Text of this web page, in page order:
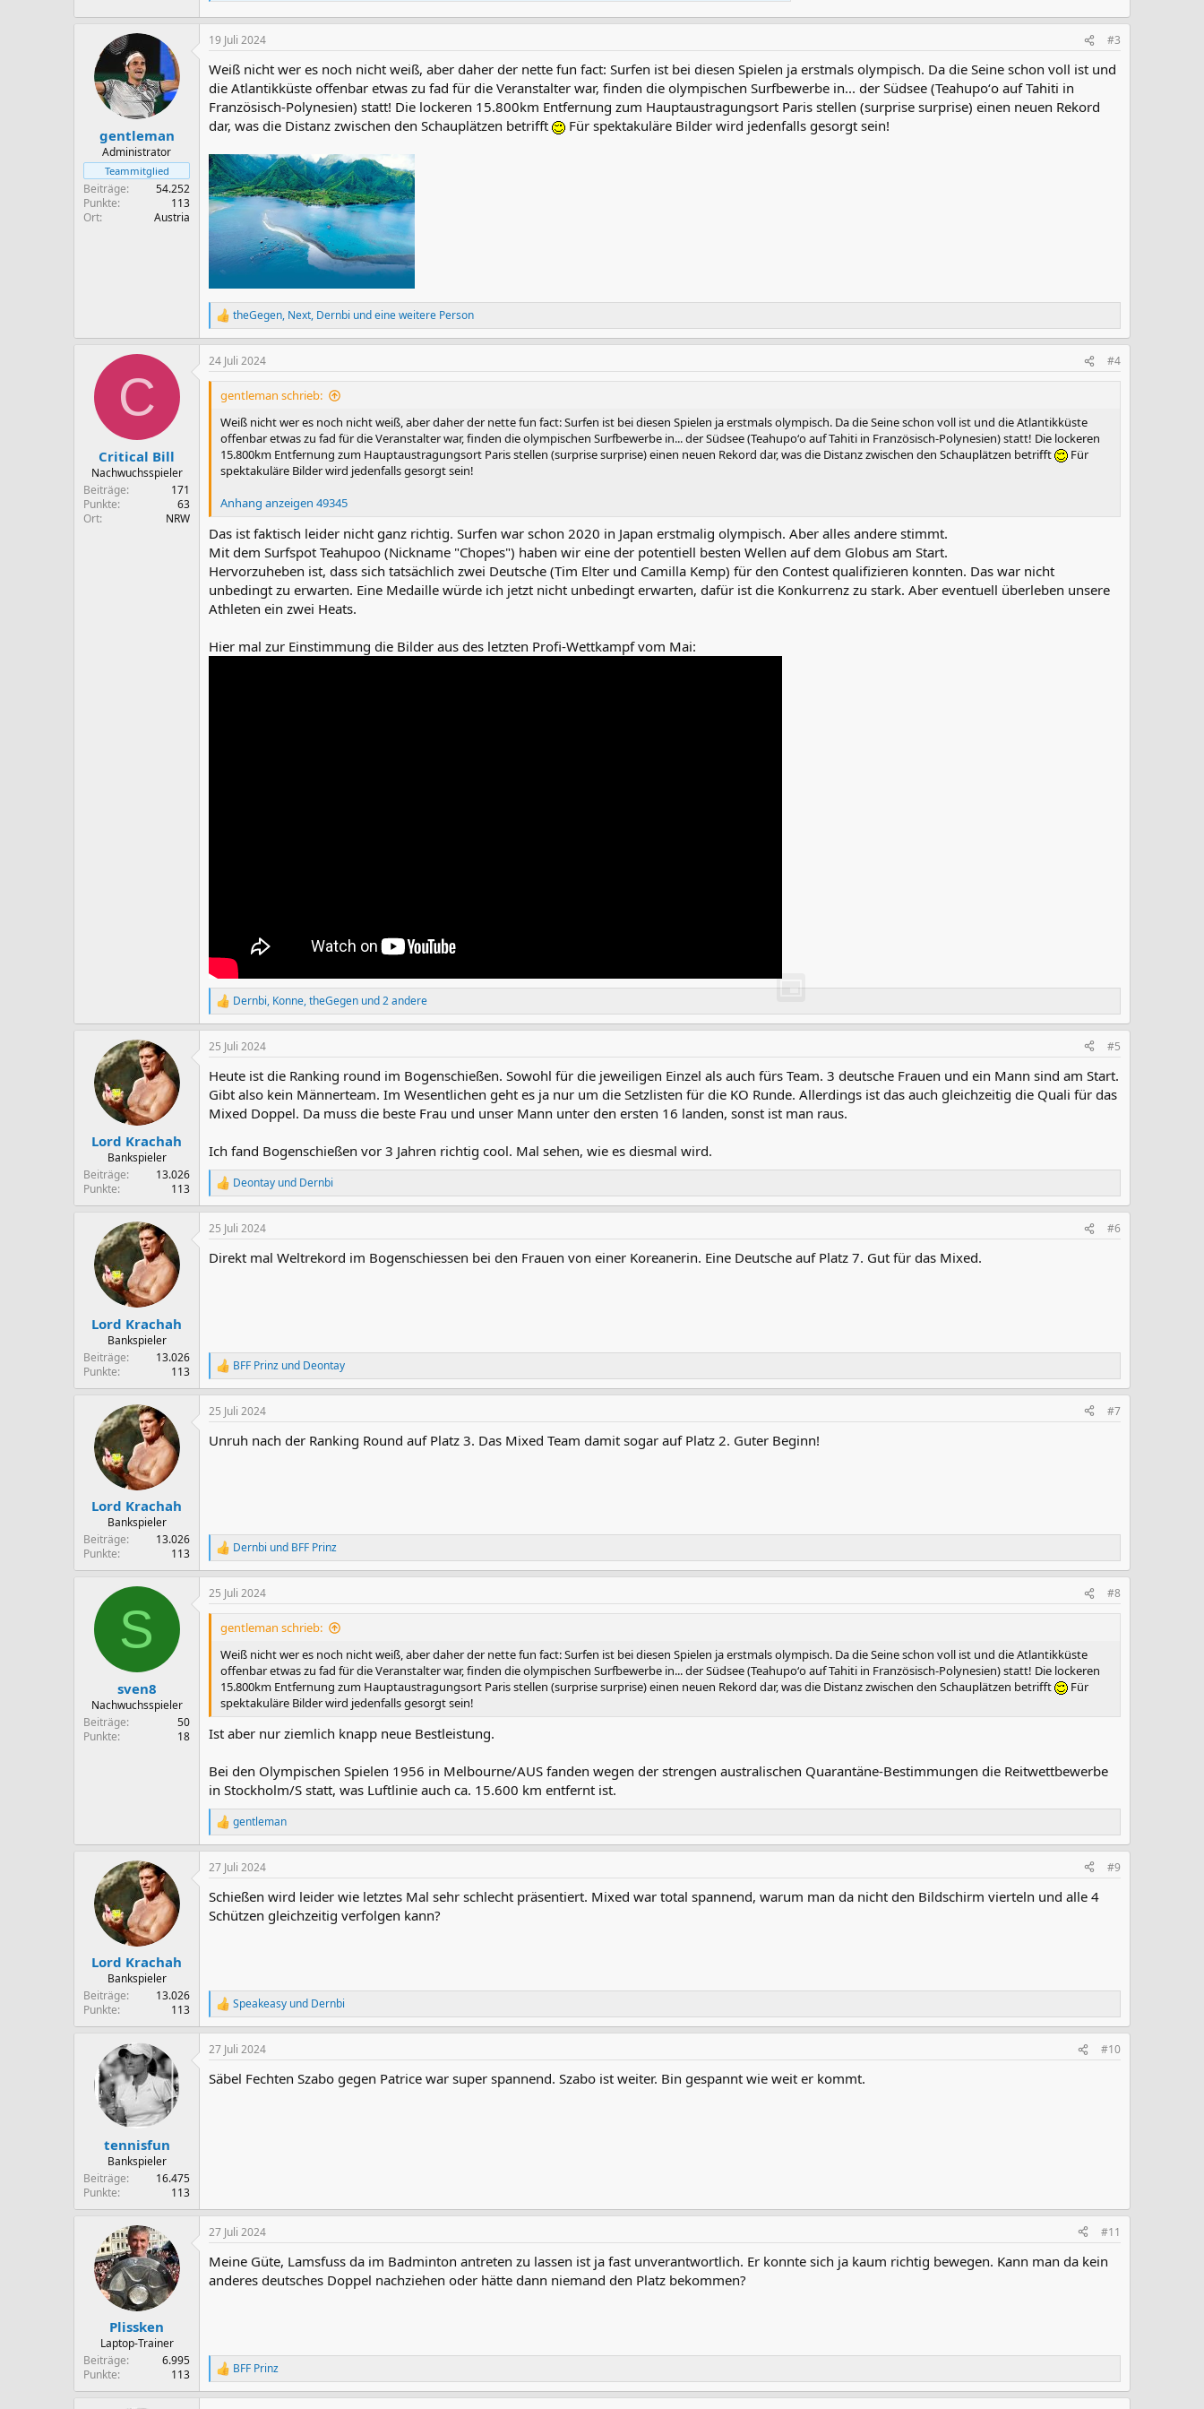
gentleman
Administrator
Teammitglied
Beiträge
54.252
Punkte
113
Ort
Austria
19 Juli 2024 #3
Weiß nicht wer es noch nicht weiß, aber daher der nette fun fact: Surfen ist bei diesen Spielen ja erstmals olympisch. Da die Seine schon voll ist und
die Atlantikküste offenbar etwas zu fad für die Veranstalter war, finden die olympischen Surfbewerbe in... der Südsee (Teahupoʻo auf Tahiti in
Französisch-Polynesien) statt! Die lockeren 15.800km Entfernung zum Hauptaustragungsort Paris stellen (surprise surprise) einen neuen Rekord
dar, was die Distanz zwischen den Schauplätzen betrifft
Für spektakuläre Bilder wird jedenfalls gesorgt sein!
R
e
a
k
t
n
e
theGegen, Next, Dernbi und eine weitere Person
C
Critical Bill
Nachwuchsspieler
Beiträge
171
Punkte
63
Ort
NRW
24 Juli 2024 #4
gentleman schrieb:
Weiß nicht wer es noch nicht weiß, aber daher der nette fun fact: Surfen ist bei diesen Spielen ja erstmals olympisch. Da die Seine schon voll ist und die Atlantikküste
offenbar etwas zu fad für die Veranstalter war, finden die olympischen Surfbewerbe in... der Südsee (Teahupoʻo auf Tahiti in Französisch-Polynesien) statt! Die lockeren
15.800km Entfernung zum Hauptaustragungsort Paris stellen (surprise surprise) einen neuen Rekord dar, was die Distanz zwischen den Schauplätzen betrifft
Für
spektakuläre Bilder wird jedenfalls gesorgt sein!
Anhang anzeigen 49345
Das ist faktisch leider nicht ganz richtig. Surfen war schon 2020 in Japan erstmalig olympisch. Aber alles andere stimmt.
Mit dem Surfspot Teahupoo (Nickname "Chopes") haben wir eine der potentiell besten Wellen auf dem Globus am Start.
Hervorzuheben ist, dass sich tatsächlich zwei Deutsche (Tim Elter und Camilla Kemp) für den Contest qualifizieren konnten. Das war nicht
unbedingt zu erwarten. Eine Medaille würde ich jetzt nicht unbedingt erwarten, dafür ist die Konkurrenz zu stark. Aber eventuell überleben unsere
Athleten ein zwei Heats.
Hier mal zur Einstimmung die Bilder aus des letzten Profi-Wettkampf vom Mai:
R
e
a
k
i
o
n
e
:
Dernbi, Konne,theGegen und 2 andere
Lord Krachah
Bankspieler
Beiträge
13.026
Punkte
113
25 Juli 2024 #5
Heute ist die Ranking round im Bogenschießen. Sowohl für die jeweiligen Einzel als auch fürs Team. 3 deutsche Frauen und ein Mann sind am Start.
Gibt also kein Männerteam. Im Wesentlichen geht es ja nur um die Setzlisten für die KO Runde. Allerdings ist das auch gleichzeitig die Quali für das
Mixed Doppel. Da muss die beste Frau und unser Mann unter den ersten 16 landen, sonst ist man raus.
Ich fand Bogenschießen vor 3 Jahren richtig cool. Mal sehen, wie es diesmal wird.
R
e
a
k
i
Deontay und Dernbi
Lord Krachah
Bankspieler
Beiträge
13.026
Punkte
113
25 Juli 2024 #6
Direkt mal Weltrekord im Bogenschiessen bei den Frauen von einer Koreanerin. Eine Deutsche auf Platz 7. Gut für das Mixed.
R
e
a
k
i
BFF Prinz und Deontay
Lord Krachah
Bankspieler
Beiträge
13.026
Punkte
113
25 Juli 2024 #7
Unruh nach der Ranking Round auf Platz 3. Das Mixed Team damit sogar auf Platz 2. Guter Beginn!
R
e
a
k
t
n
e
Dernbi und BFF Prinz
S
sven8
Nachwuchsspieler
Beiträge
50
Punkte
18
25 Juli 2024 #8
gentleman schrieb:
Weiß nicht wer es noch nicht weiß, aber daher der nette fun fact: Surfen ist bei diesen Spielen ja erstmals olympisch. Da die Seine schon voll ist und die Atlantikküste
offenbar etwas zu fad für die Veranstalter war, finden die olympischen Surfbewerbe in... der Südsee (Teahupoʻo auf Tahiti in Französisch-Polynesien) statt! Die lockeren
15.800km Entfernung zum Hauptaustragungsort Paris stellen (surprise surprise) einen neuen Rekord dar, was die Distanz zwischen den Schauplätzen betrifft
Für
spektakuläre Bilder wird jedenfalls gesorgt sein!
Ist aber nur ziemlich knapp neue Bestleistung.
Bei den Olympischen Spielen 1956 in Melbourne/AUS fanden wegen der strengen australischen Quarantäne-Bestimmungen die Reitwettbewerbe
in Stockholm/S statt, was Luftlinie auch ca. 15.600 km entfernt ist.
R
e
a
k
i
o
gentleman
Lord Krachah
Bankspieler
Beiträge
13.026
Punkte
113
27 Juli 2024 #9
Schießen wird leider wie letztes Mal sehr schlecht präsentiert. Mixed war total spannend, warum man da nicht den Bildschirm vierteln und alle 4
Schützen gleichzeitig verfolgen kann?
R
e
a
k
i
Speakeasy und Dernbi
tennisfun
Bankspieler
Beiträge
16.475
Punkte
113
27 Juli 2024 #10
Säbel Fechten Szabo gegen Patrice war super spannend. Szabo ist weiter. Bin gespannt wie weit er kommt.
Plissken
Laptop-Trainer
Beiträge
6.995
Punkte
113
27 Juli 2024 #11
Meine Güte, Lamsfuss da im Badminton antreten zu lassen ist ja fast unverantwortlich. Er konnte sich ja kaum richtig bewegen. Kann man da kein
anderes deutsches Doppel nachziehen oder hätte dann niemand den Platz bekommen?
R
e
a
BFF Prinz